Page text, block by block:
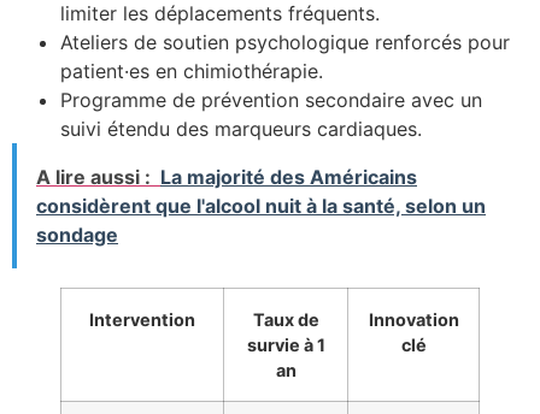
limiter les déplacements fréquents.
Ateliers de soutien psychologique renforcés pour
patient·es en chimiothérapie.
Programme de prévention secondaire avec un
suivi étendu des marqueurs cardiaques.
A lire aussi : La majorité des Américains
considèrent que l'alcool nuit à la santé, selon un
sondage
Intervention
Taux de
survie à 1
an
Innovation
clé